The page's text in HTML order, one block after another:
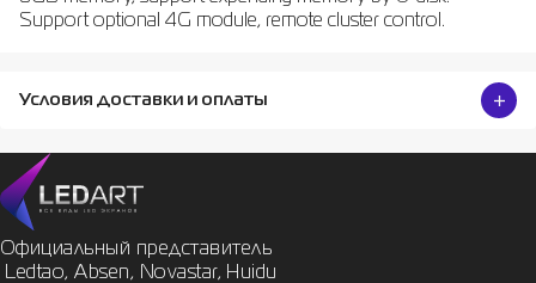
Support optional 4G module, remote cluster control.
Условия доставки и оплаты
Официальный представитель
Ledtao, Absen, Novastar, Huidu